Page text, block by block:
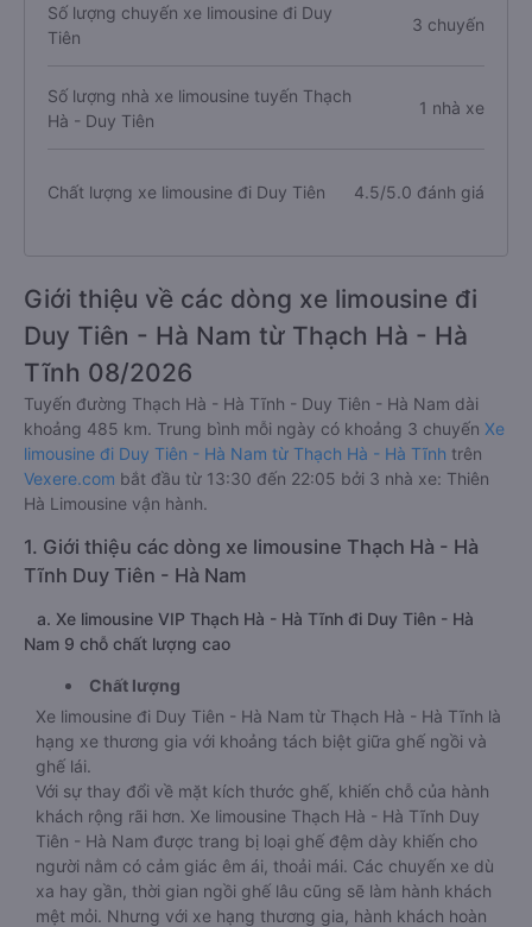
Số lượng chuyến xe limousine đi Duy
Tiên
3 chuyến
Số lượng nhà xe limousine tuyến Thạch
Hà - Duy Tiên
1 nhà xe
Chất lượng xe limousine đi Duy Tiên 4.5/5.0 đánh giá
Giới thiệu về các dòng xe limousine đi
Duy Tiên - Hà Nam từ Thạch Hà - Hà
Tĩnh 08/2026
Tuyến đường Thạch Hà - Hà Tĩnh - Duy Tiên - Hà Nam dài
khoảng 485 km. Trung bình mỗi ngày có khoảng 3 chuyến Xe
limousine đi Duy Tiên - Hà Nam từ Thạch Hà - Hà Tĩnh trên
Vexere.com bắt đầu từ 13:30 đến 22:05 bởi 3 nhà xe: Thiên
Hà Limousine vận hành.
1. Giới thiệu các dòng xe limousine Thạch Hà - Hà
Tĩnh Duy Tiên - Hà Nam
a. Xe limousine VIP Thạch Hà - Hà Tĩnh đi Duy Tiên - Hà
Nam 9 chỗ chất lượng cao
Chất lượng
Xe limousine đi Duy Tiên - Hà Nam từ Thạch Hà - Hà Tĩnh là
hạng xe thương gia với khoảng tách biệt giữa ghế ngồi và
ghế lái.
Với sự thay đổi về mặt kích thước ghế, khiến chỗ của hành
khách rộng rãi hơn. Xe limousine Thạch Hà - Hà Tĩnh Duy
Tiên - Hà Nam được trang bị loại ghế đệm dày khiến cho
người nằm có cảm giác êm ái, thoải mái. Các chuyến xe dù
xa hay gần, thời gian ngồi ghế lâu cũng sẽ làm hành khách
mệt mỏi. Nhưng với xe hạng thương gia, hành khách hoàn